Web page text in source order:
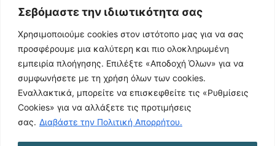
Σεβόμαστε την ιδιωτικότητα σας
Χρησιμοποιούμε cookies στον ιστότοπο μας για να σας
προσφέρουμε μια καλύτερη και πιο ολοκληρωμένη
εμπειρία πλοήγησης. Επιλέξτε «Αποδοχή Όλων» για να
συμφωνήσετε με τη χρήση όλων των cookies.
Εναλλακτικά, μπορείτε να επισκεφθείτε τις «Ρυθμίσεις
Cookies» για να αλλάξετε τις προτιμήσεις
σας. Διαβάστε την Πολιτική Απορρήτου.
Αριθμός Πιστοποίησης Μ.Η.Τ. 242044
ΑΚΟΛΟΥΘΗΣΕ ΜΑΣ